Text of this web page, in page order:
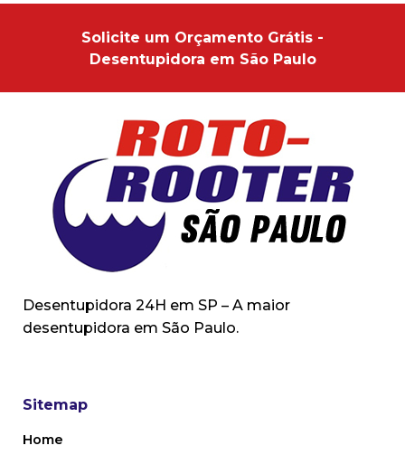
Solicite um Orçamento Grátis -
Desentupidora em São Paulo
Desentupidora 24H em SP – A maior
desentupidora em São Paulo.
Sitemap
Home